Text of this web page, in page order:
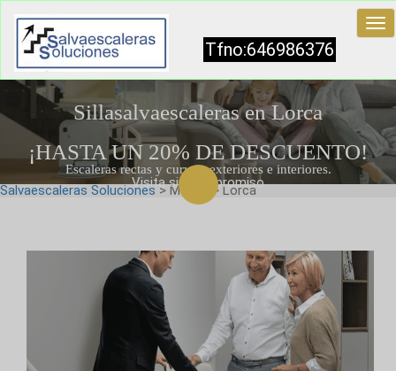
Tfno:646986376
Sillasalvaescaleras en Lorca
¡HASTA UN 20% DE DESCUENTO!
Escaleras rectas y curvas, exteriores e interiores.
Visita sin compromiso
Salvaescaleras Soluciones > Murcia > Lorca